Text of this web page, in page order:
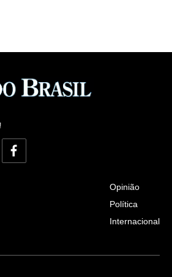
Facebook
Opinião
Política
Internacional